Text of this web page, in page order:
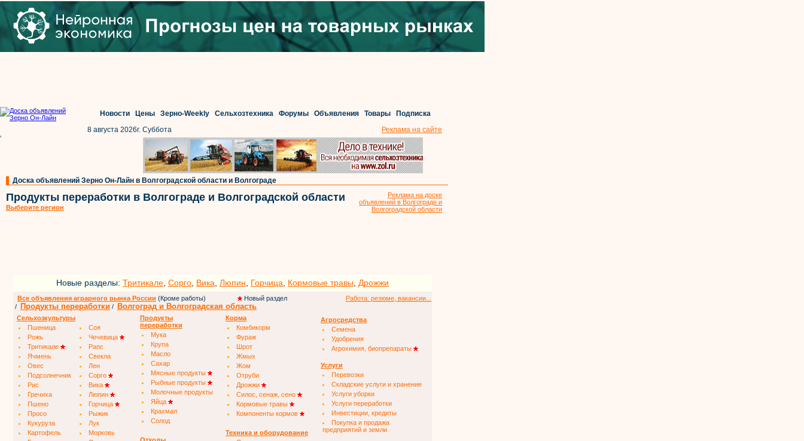
Новости Цены Зерно-Weekly Сельхозтехника Форумы Объявления Товары
Подписка
8 августа 2026г. Суббота
Реклама на сайте
'
Доска объявлений Зерно Он-Лайн в Волгоградской области и Волгограде
Продукты переработки в Волгограде и Волгоградской области
Выберите регион
Реклама на доске
объявлений в Волгограде и
Волгоградской области
Новые разделы: Тритикале Сорго Вика Люпин Горчица Кормовые травы Дрожжи
Все объявления аграрного рынка России (Кроме работы) Новый раздел
Работа: резюме, вакансии...
/
Продукты переработки / Волгоград и Волгоградская область
Сельхозкультуры
Пшеница
Соя
Рожь
Чечевица
Тритикале
Рапс
Ячмень
Свекла
Овес
Лен
Подсолнечник
Сорго
Рис
Вика
Гречиха
Люпин
Пшено
Горчица
Просо
Рыжик
Кукуруза
Лук
Картофель
Морковь
Продукты
переработки
Мука
Крупа
Масло
Сахар
Мясные продукты
Рыбные продукты
Молочные продукты
Яйца
Крахмал
Солод
Корма
Комбикорм
Фураж
Шрот
Жмых
Жом
Отруби
Дрожжи
Силос, сенаж, сено
Кормовые травы
Компоненты кормов
Техника и оборудование
Агросредства
Семена
Удобрения
Агрохимия, биопрепараты
Услуги
Перевозки
Складские услуги и хранение
Услуги уборки
Услуги переработки
Инвестиции, кредиты
Покупка и продажа
предприятий и земли